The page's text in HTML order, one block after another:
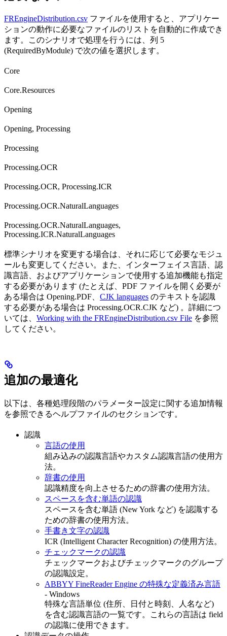
FREngineDistribution.csv ファイルを使用すると、アプリケー
ションの動作に必要なファイルのリストを自動的に作成でき
ます。このシナリオで処理を行うには、列 5
(RequiredByModule) で次の値を選択します。
Core
Core.Resources
Opening
Opening, Processing
Processing
Processing.OCR
Processing.OCR, Processing.ICR
Processing.OCR.NaturalLanguages
Processing.OCR.NaturalLanguages,
Processing.ICR.NaturalLanguages
標準シナリオを変更する場合は、それに応じて必要なモジュ
ールも変更してください。また、インターフェイス言語、認
識言語、およびアプリケーションで使用する追加機能も指定
する必要があります (たとえば、PDF ファイルを開く必要が
ある場合は Opening.PDF、 CJK languages のテキストを認識
する必要がある場合は Processing.OCR.CJK など) 。詳細につ
いては、 Working with the FREngineDistribution.csv File を参照
してください。
追加の最適化
以下は、各種処理段階のパラメーター設定に関する追加情報
を参照できるヘルプファイルのセクションです。
認識
言語の使用
組み込みの認識言語やカスタム認識言語の使用方
法。
辞書の使用
認識精度を向上させるための辞書の使用方法。
スペースを含む単語の認識
スペースを含む単語 (New York など) を認識する
ための辞書の使用方法。
手書き文字の認識
ICR (Intelligent Character Recognition) の使用方法。
チェックマークの認識
チェックマークおよびチェックマークのグループ
の認識設定。
ABBYY FineReader Engine の特殊な定義済み言語
- Windows
特殊な言語単位 (住所、日付と時刻、人名など)
を含む認識言語の一覧です。これらの言語は field
の認識に使用できます。